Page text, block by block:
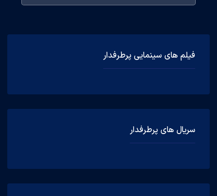
فیلم های سینمایی پرطرفدار
سریال های پرطرفدار